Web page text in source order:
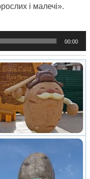
і малечі».
00:00